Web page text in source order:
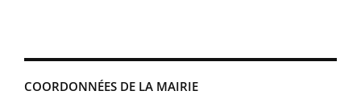
COORDONNÉES DE LA MAIRIE